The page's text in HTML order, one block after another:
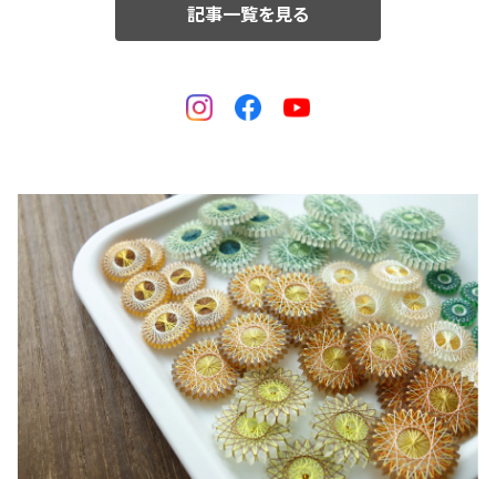
記事一覧を見る